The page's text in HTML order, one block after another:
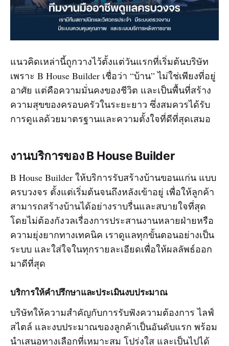
แนวคิดเหล่านี้ถูกวางไว้ตั้งแต่วันแรกที่เริ่มต้นบริษัท
เพราะ B House Builder เชื่อว่า “บ้าน” ไม่ใช่เพียงที่อยู่
อาศัย แต่คือความมั่นคงของชีวิต และเป็นพื้นที่สร้าง
ความสุขของครอบครัวในระยะยาว ซึ่งสมควรได้รับ
การดูแลด้วยมาตรฐานและความตั้งใจที่ดีที่สุดเสมอ
งานบริการของ B House Builder
B House Builder ให้บริการรับสร้างบ้านขอนแก่น แบบ
ครบวงจร ตั้งแต่เริ่มต้นจนถึงหลังเข้าอยู่ เพื่อให้ลูกค้า
สามารถสร้างบ้านได้อย่างราบรื่นและสบายใจที่สุด
โดยไม่ต้องกังวลเรื่องการประสานงานหลายฝ่ายหรือ
ความยุ่งยากทางเทคนิค เราดูแลทุกขั้นตอนอย่างเป็น
ระบบ และใส่ใจในทุกรายละเอียดเพื่อให้ผลลัพธ์ออก
มาดีที่สุด
บริการให้คำปรึกษาและประเมินงบประมาณ
บริษัทให้ความสำคัญกับการรับฟังความต้องการ ไลฟ์
สไตล์ และงบประมาณของลูกค้าเป็นอันดับแรก พร้อม
นำเสนอทางเลือกที่เหมาะสม โปร่งใส และเป็นไปได้